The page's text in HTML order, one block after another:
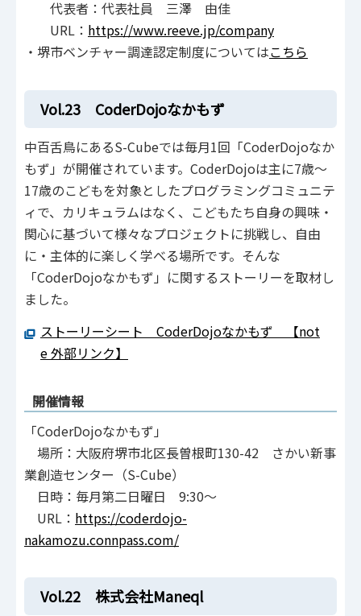
代表者：代表社員 三澤 由佳
URL： https://www.reeve.jp/company
・堺市ベンチャー調達認定制度についてはこちら
Vol.23 CoderDojoなかもず
中百舌鳥にあるS-Cubeでは毎月1回「CoderDojoなか
もず」が開催されています。CoderDojoは主に7歳～
17歳のこどもを対象としたプログラミングコミュニテ
ィで、カリキュラムはなく、こどもたち自身の興味・
関心に基づいて様々なプロジェクトに挑戦し、自由
に・主体的に楽しく学べる場所です。そんな
「CoderDojoなかもず」に関するストーリーを取材し
ました。
ストーリーシート CoderDojoなかもず 【not
e 外部リンク】
開催情報
「CoderDojoなかもず」
場所：大阪府堺市北区長曽根町130-42 さかい新事
業創造センター（S-Cube）
日時：毎月第二日曜日 9:30～
URL： https://coderdojo-
nakamozu.connpass.com/
Vol.22 株式会社Maneql